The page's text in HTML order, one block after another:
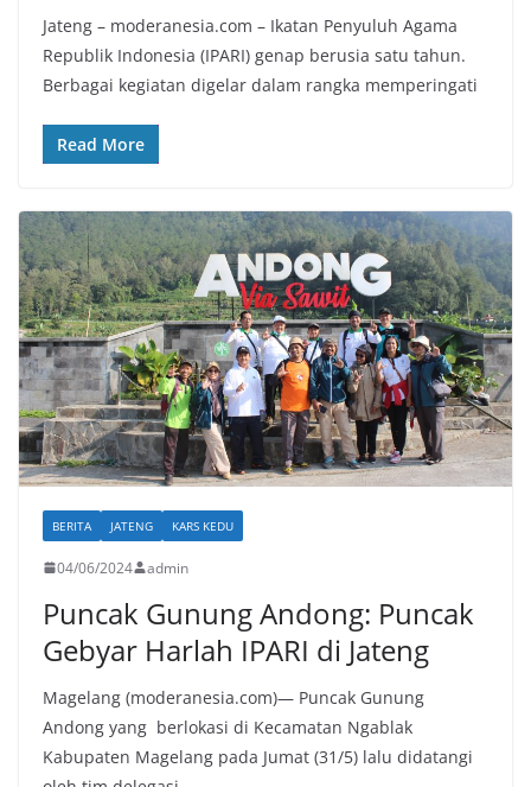
Jateng – moderanesia.com – Ikatan Penyuluh Agama
Republik Indonesia (IPARI) genap berusia satu tahun.
Berbagai kegiatan digelar dalam rangka memperingati
Read More
BERITA JATENG KARS KEDU
04/06/2024 admin
Puncak Gunung Andong: Puncak
Gebyar Harlah IPARI di Jateng
Magelang (moderanesia.com)— Puncak Gunung
Andong yang berlokasi di Kecamatan Ngablak
Kabupaten Magelang pada Jumat (31/5) lalu didatangi